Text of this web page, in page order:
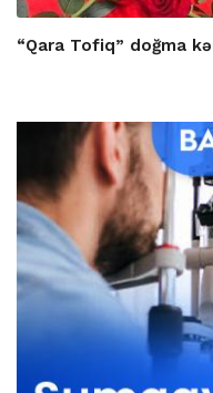
“Qara Tofiq” doğma